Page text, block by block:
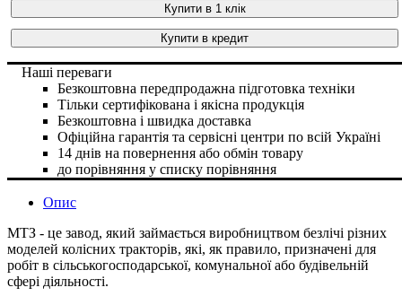
Наші переваги
Безкоштовна передпродажна підготовка техніки
Тільки сертифікована і якісна продукція
Безкоштовна і швидка доставка
Офіційна гарантія та сервісні центри по всій Україні
14 днів на повернення або обмін товару
до порівняння у списку порівняння
Купити в 1 клік
Купити в кредит
Опис
МТЗ - це завод, який займається виробництвом безлічі різних
моделей колісних тракторів, які, як правило, призначені для
робіт в сільськогосподарської, комунальної або будівельній
сфері діяльності.